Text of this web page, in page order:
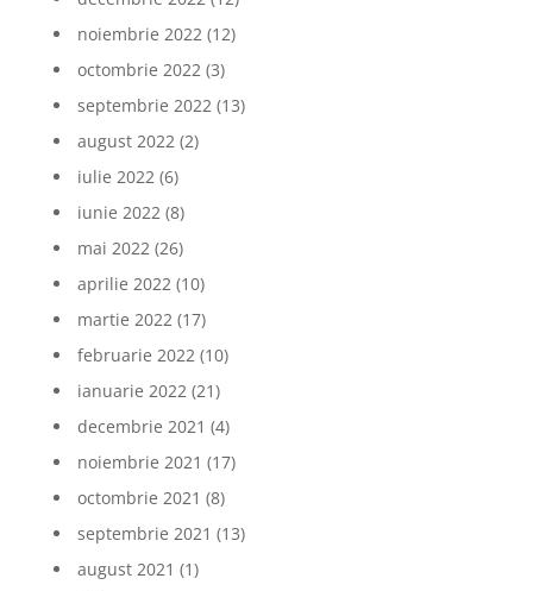
noiembrie 2022 (12)
octombrie 2022 (3)
septembrie 2022 (13)
august 2022 (2)
iulie 2022 (6)
iunie 2022 (8)
mai 2022 (26)
aprilie 2022 (10)
martie 2022 (17)
februarie 2022 (10)
ianuarie 2022 (21)
decembrie 2021 (4)
noiembrie 2021 (17)
octombrie 2021 (8)
septembrie 2021 (13)
august 2021 (1)